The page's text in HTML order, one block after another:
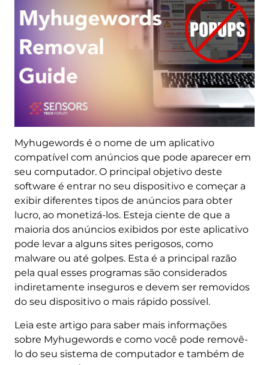
Myhugewords é o nome de um aplicativo
compatível com anúncios que pode aparecer em
seu computador. O principal objetivo deste
software é entrar no seu dispositivo e começar a
exibir diferentes tipos de anúncios para obter
lucro, ao monetizá-los. Esteja ciente de que a
maioria dos anúncios exibidos por este aplicativo
pode levar a alguns sites perigosos, como
malware ou até golpes. Esta é a principal razão
pela qual esses programas são considerados
indiretamente inseguros e devem ser removidos
do seu dispositivo o mais rápido possível.
Leia este artigo para saber mais informações
sobre Myhugewords e como você pode removê-
lo do seu sistema de computador e também de